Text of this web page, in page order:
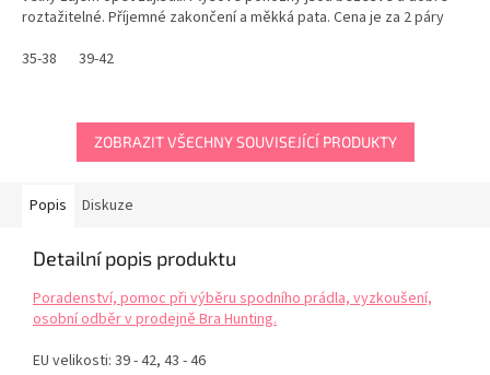
roztažitelné. Příjemné zakončení a měkká pata. Cena je za 2 páry
35-38
39-42
ZOBRAZIT VŠECHNY SOUVISEJÍCÍ PRODUKTY
Popis Diskuze
Detailní popis produktu
Poradenství, pomoc při výběru spodního prádla, vyzkoušení,
osobní odběr v prodejně Bra Hunting.
EU velikosti: 39 - 42, 43 - 46